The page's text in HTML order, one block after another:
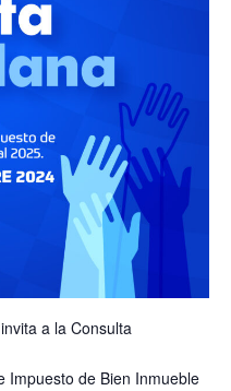
a la Consulta
Impuesto de Bien Inmueble